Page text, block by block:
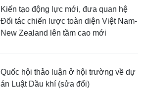
Kiến tạo động lực mới, đưa quan hệ
Đối tác chiến lược toàn diện Việt Nam-
New Zealand lên tầm cao mới
Quốc hội thảo luận ở hội trường về dự
án Luật Dầu khí (sửa đổi)